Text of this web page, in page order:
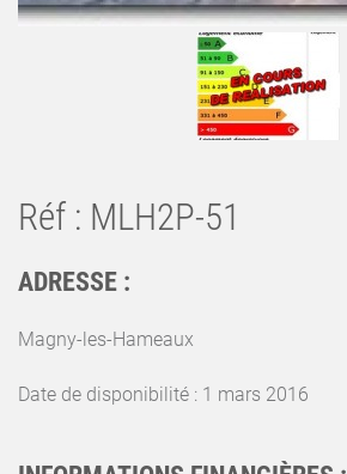
Réf : MLH2P-51
ADRESSE :
Magny-les-Hameaux
Date de disponibilité : 1 mars 2016